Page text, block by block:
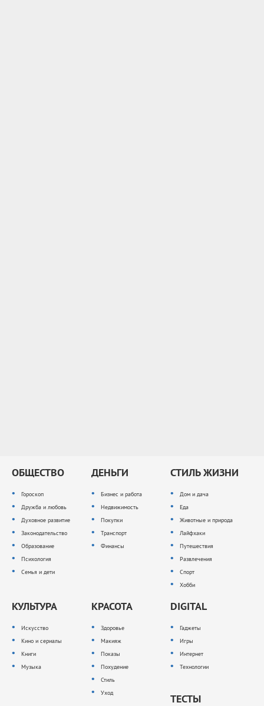
ОБЩЕСТВО
Гороскоп
Дружба и любовь
Духовное развитие
Законодательство
Образование
Психология
Семья и дети
ДЕНЬГИ
Бизнес и работа
Недвижимость
Покупки
Транспорт
Финансы
СТИЛЬ ЖИЗНИ
Дом и дача
Еда
Животные и природа
Лайфхаки
Путешествия
Развлечения
Спорт
Хобби
КУЛЬТУРА
Искусство
Кино и сериалы
Книги
Музыка
КРАСОТА
Здоровье
Макияж
Показы
Похудение
Стиль
Уход
DIGITAL
Гаджеты
Игры
Интернет
Технологии
ТЕСТЫ